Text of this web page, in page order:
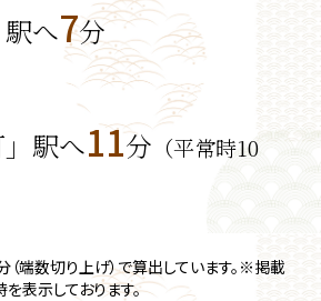
駅へ7分
」駅へ11分 （平常時10
端数切り上げ）で算出しています。※掲載
表示しております。